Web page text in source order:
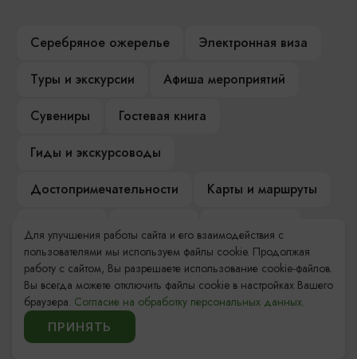
Серебряное ожерелье
Электронная виза
Туры и экскурсии
Афиша мероприятий
Сувениры
Гостевая книга
Гиды и экскурсоводы
Достопримечательности
Карты и маршруты
Компас Балтийской кухни
Настоящий Калининградец
Музеи
Для улучшения работы сайта и его взаимодействия с
пользователями мы используем файлы cookie. Продолжая
работу с сайтом, Вы разрешаете использование cookie-файлов.
Вы всегда можете отключить файлы cookie в настройках Вашего
браузера. Согласие на обработку персональных данных.
ПРИНЯТЬ